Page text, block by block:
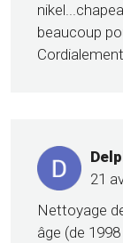
beaucoup
21
Nettoyage
âge (de